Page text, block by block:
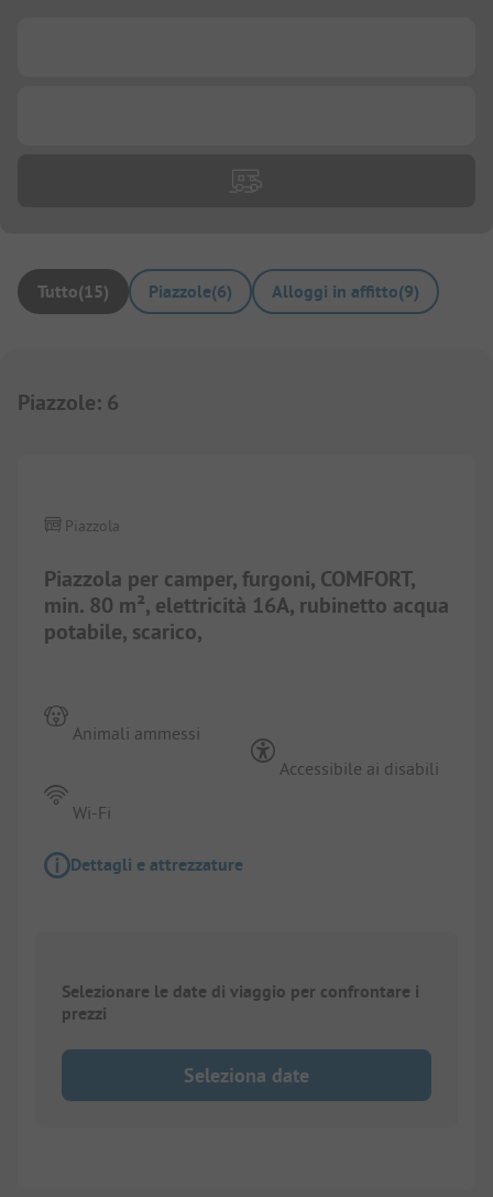
Tutto(15) Piazzole(6) Alloggi in affitto(9)
Piazzole: 6
Piazzola per camper, furgoni, COMFORT,
min. 80 m², elettricità 16A, rubinetto acqua
potabile, scarico,
Piazzola
Animali ammessi
Wi-Fi
Accessibile ai disabili
Dettagli e attrezzature
Selezionare le date di viaggio per confrontare i
prezzi
Seleziona date